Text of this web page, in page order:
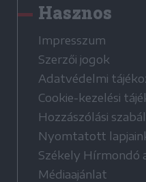
Hasznos
Impresszum
Szerzői jogok
Adatvédelmi
Cookie-kezelési
Hozzászólási
Nyomtatott
Székely Hírmondó
Médiaajánlat